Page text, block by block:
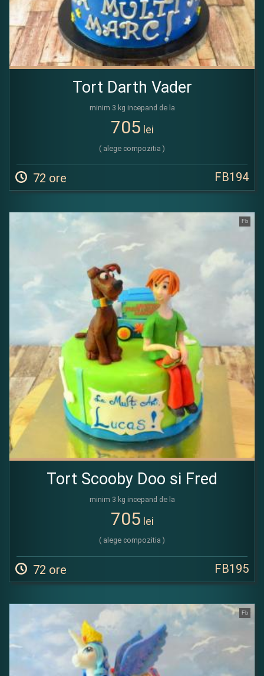
Tort Darth Vader
minim 3 kg incepand de la
705 lei
( alege compozitia )
72 ore FB194
Fb
Tort Scooby Doo si Fred
minim 3 kg incepand de la
705 lei
( alege compozitia )
72 ore FB195
Fb